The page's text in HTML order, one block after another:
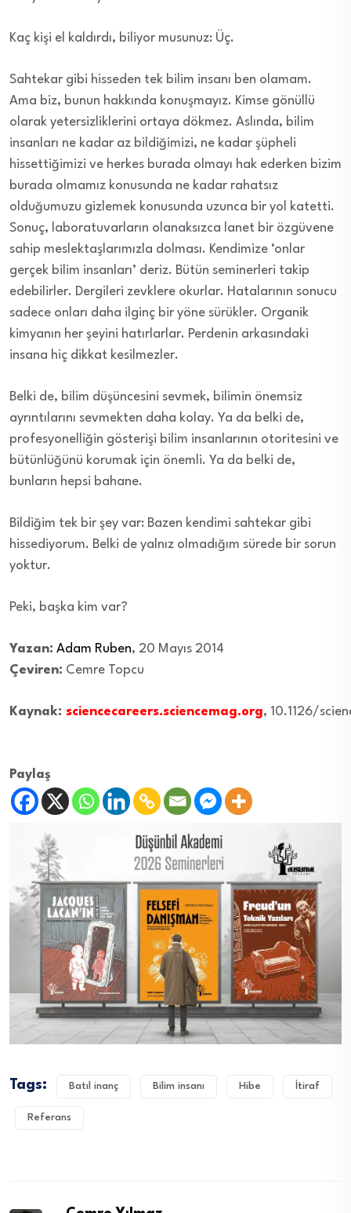
Kaç kişi el kaldırdı, biliyor musunuz: Üç.
Sahtekar gibi hisseden tek bilim insanı ben olamam.
Ama biz, bunun hakkında konuşmayız. Kimse gönüllü
olarak yetersizliklerini ortaya dökmez. Aslında, bilim
insanları ne kadar az bildiğimizi, ne kadar şüpheli
hissettiğimizi ve herkes burada olmayı hak ederken bizim
burada olmamız konusunda ne kadar rahatsız
olduğumuzu gizlemek konusunda uzunca bir yol katetti.
Sonuç, laboratuvarların olanaksızca lanet bir özgüvene
sahip meslektaşlarımızla dolması. Kendimize ‘onlar
gerçek bilim insanları’ deriz. Bütün seminerleri takip
edebilirler. Dergileri zevklere okurlar. Hatalarının sonucu
sadece onları daha ilginç bir yöne sürükler. Organik
kimyanın her şeyini hatırlarlar. Perdenin arkasındaki
insana hiç dikkat kesilmezler.
Belki de, bilim düşüncesini sevmek, bilimin önemsiz
ayrıntılarını sevmekten daha kolay. Ya da belki de,
profesyonelliğin gösterişi bilim insanlarının otoritesini ve
bütünlüğünü korumak için önemli. Ya da belki de,
bunların hepsi bahane.
Bildiğim tek bir şey var: Bazen kendimi sahtekar gibi
hissediyorum. Belki de yalnız olmadığım sürede bir sorun
yoktur.
Peki, başka kim var?
Yazan: Adam Ruben, 20 Mayıs 2014
Çeviren: Cemre Topcu
Kaynak: sciencecareers.sciencemag.org, 10.1126/
Paylaş
Tags: Batıl inanç Bilim insanı Hibe İtiraf
Referans